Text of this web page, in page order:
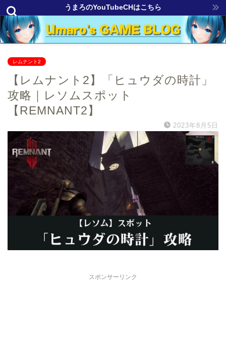
うまろのYouTubeCHはこちら
レムナント2
【レムナント2】「ヒュウダの時計」
攻略｜レソムスポット
【REMNANT2】
2023年8月5日
スポンサーリンク